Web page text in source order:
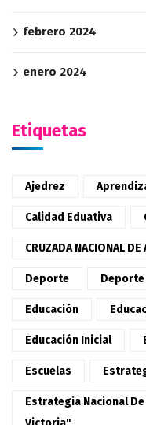
febrero 2024
enero 2024
Etiquetas
Ajedrez
Calidad Eduativa
CRUZADA NACIONAL
Deporte
Educación
Educación Inicial
Escuelas
Estrategia Nacional